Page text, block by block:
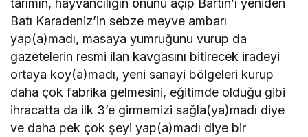
tarımın, hayvancılığın önünü açıp Bartın’ı yeniden
Batı Karadeniz’in sebze meyve ambarı
yap(a)madı, masaya yumruğunu vurup da
gazetelerin resmi ilan kavgasını bitirecek iradeyi
ortaya koy(a)madı, yeni sanayi bölgeleri kurup
daha çok fabrika gelmesini, eğitimde olduğu gibi
ihracatta da ilk 3’e girmemizi sağla(ya)madı diye
ve daha pek çok şeyi yap(a)madı diye bir